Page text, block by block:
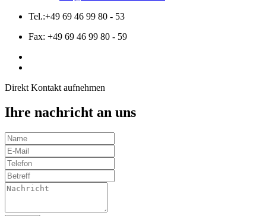
Tel.:+49 69 46 99 80 - 53
Fax: +49 69 46 99 80 - 59
Direkt Kontakt aufnehmen
Ihre nachricht an uns